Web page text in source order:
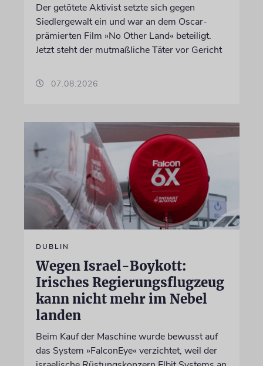
Der getötete Aktivist setzte sich gegen
Siedlergewalt ein und war an dem Oscar-
prämierten Film »No Other Land« beteiligt.
Jetzt steht der mutmaßliche Täter vor Gericht
07.08.2026
DUBLIN
Wegen Israel-Boykott:
Irisches Regierungsflugzeug
kann nicht mehr im Nebel
landen
Beim Kauf der Maschine wurde bewusst auf
das System »FalconEye« verzichtet, weil der